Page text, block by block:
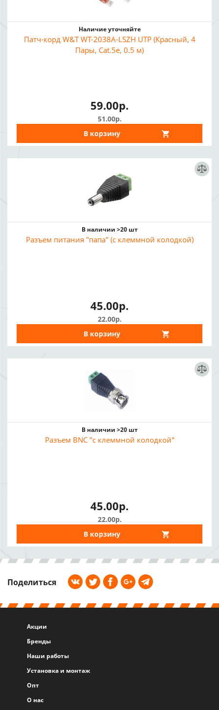
Наличие уточняйте
Патч-корд W&T WT-2038A-LSZH UTP (Красный, 4
Пары, Cat.5e, 0.5 м)
59.00р.
51.00р.
В корзину
В наличии >20 шт
Разъем питания "папа" (с клеммной колодкой)
45.00р.
22.00р.
В корзину
В наличии >20 шт
Разъем BNC "с клеммной колодкой"
45.00р.
22.00р.
В корзину
Поделиться
Акции
Бренды
Наши работы
Установка и монтаж
Опт
О нас